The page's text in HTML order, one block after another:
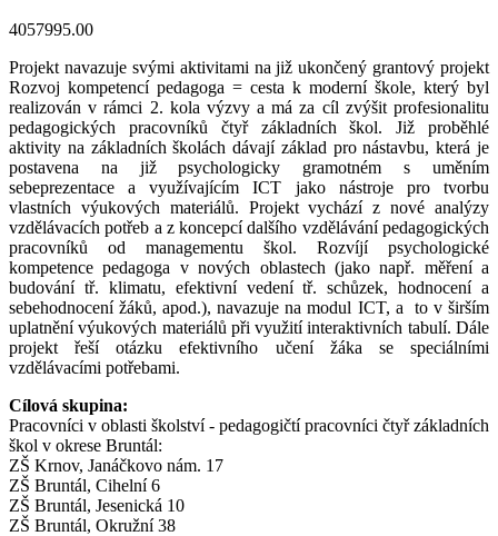
4057995.00
Projekt navazuje svými aktivitami na již ukončený grantový projekt
Rozvoj kompetencí pedagoga = cesta k moderní škole, který byl
realizován v rámci 2. kola výzvy a má za cíl zvýšit profesionalitu
pedagogických pracovníků čtyř základních škol. Již proběhlé
aktivity na základních školách dávají základ pro nástavbu, která je
postavena na již psychologicky gramotném s uměním
sebeprezentace a využívajícím ICT jako nástroje pro tvorbu
vlastních výukových materiálů. Projekt vychází z nové analýzy
vzdělávacích potřeb a z koncepcí dalšího vzdělávání pedagogických
pracovníků od managementu škol. Rozvíjí psychologické
kompetence pedagoga v nových oblastech (jako např. měření a
budování tř. klimatu, efektivní vedení tř. schůzek, hodnocení a
sebehodnocení žáků, apod.), navazuje na modul ICT, a to v širším
uplatnění výukových materiálů při využití interaktivních tabulí. Dále
projekt řeší otázku efektivního učení žáka se speciálními
vzdělávacími potřebami.
Cílová skupina:
Pracovníci v oblasti školství - pedagogičtí pracovníci čtyř základních
škol v okrese Bruntál:
ZŠ Krnov, Janáčkovo nám. 17
ZŠ Bruntál, Cihelní 6
ZŠ Bruntál, Jesenická 10
ZŠ Bruntál, Okružní 38